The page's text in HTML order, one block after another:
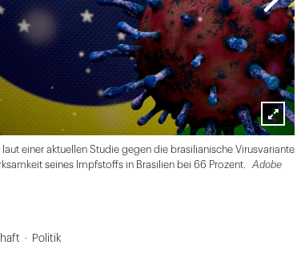
Lightbox
öffnen
einer aktuellen Studie gegen die brasilianische Virusvariante
seines Impfstoffs in Brasilien bei 66 Prozent.
Adobe
Politik